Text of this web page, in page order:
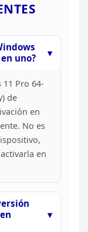
uno?
Pro 64-
de
en
No es
en